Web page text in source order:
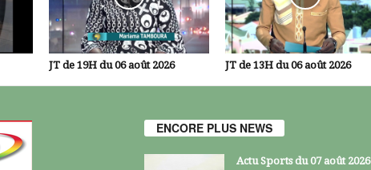
JT de 19H du 06 août 2026 JT de 13H du 06 août 2026
ENCORE PLUS NEWS
Actu Sports du 07 août 2026